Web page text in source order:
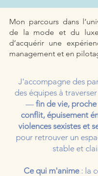
Mon parcours dans
de la mode et du luxe
d’acquérir une
management et en
J'accompagne des
des équipes à
— finde vie, proche
conflit, épuisement
violences sexistes et
pour retrouver un
stable et
Ce qui m'anime: la